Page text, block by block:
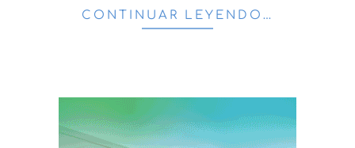
CONTINUAR LEYENDO…